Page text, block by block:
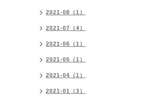
2021-08（1）
2021-07（4）
2021-06（1）
2021-05（1）
2021-04（1）
2021-01（3）